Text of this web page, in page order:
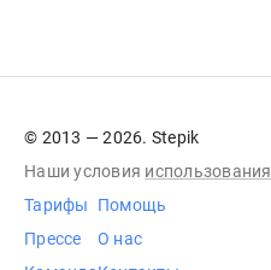
© 2013 — 2026. Stepik
Наши условия использования
Тарифы
Прессе
Помощь
О нас